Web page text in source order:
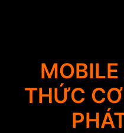
PRODUCTS
PARTNERS
THỨC